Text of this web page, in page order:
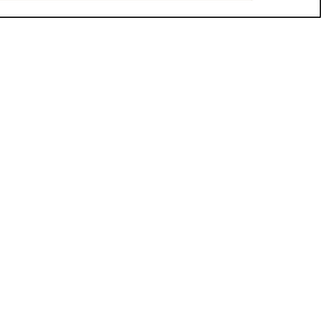
ンの柔らかな泡を満喫できます。